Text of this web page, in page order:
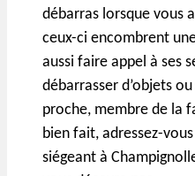
débarras lorsque vous
ceux-ci encombrent
aussi faire appel à ses
débarrasser d’objets
proche, membre de la
bien fait, adressez-
siégeant à